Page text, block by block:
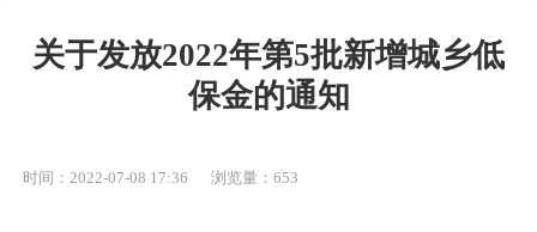
关于发放2022年第5批新增城乡低
保金的通知
时间：2022-07-08 17:36 浏览量：653